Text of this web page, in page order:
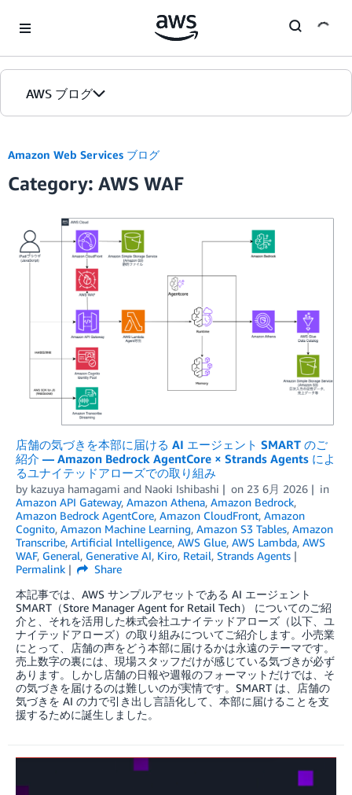
AWS ブログ
カテゴリ
エディション
Amazon Web Services ブログ
Category: AWS WAF
店舗の気づきを本部に届ける AI エージェント SMART のご
紹介 — Amazon Bedrock AgentCore × Strands Agents によ
るユナイテッドアローズでの取り組み
by kazuya hamagami and Naoki Ishibashi on 23 6月 2026
in
Amazon API Gateway, Amazon Athena, Amazon Bedrock,
Amazon Bedrock AgentCore, Amazon CloudFront, Amazon
Cognito, Amazon Machine Learning, Amazon S3 Tables, Amazon
Transcribe, Artificial Intelligence, AWS Glue, AWS Lambda, AWS
WAF, General, Generative AI, Kiro, Retail, Strands Agents
Permalink
Share
本記事では、AWS サンプルアセットである AI エージェント
SMART（Store Manager Agent for Retail Tech） についてのご紹
介と、それを活用した株式会社ユナイテッドアローズ（以下、ユ
ナイテッドアローズ）の取り組みについてご紹介します。小売業
にとって、店舗の声をどう本部に届けるかは永遠のテーマです。
売上数字の裏には、現場スタッフだけが感じている気づきが必ず
あります。しかし店舗の日報や週報のフォーマットだけでは、そ
の気づきを届けるのは難しいのが実情です。SMART は、店舗の
気づきを AI の力で引き出し言語化して、本部に届けることを支
援するために誕生しました。